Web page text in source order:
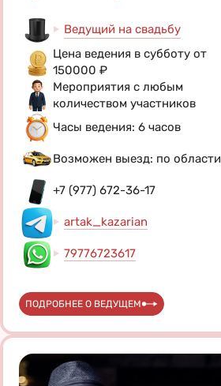
Ведущий на свадьбу
Цена ведения в субботу от
150000 ₽
Мероприятия с любым
количеством участников
Часы ведения: 6 часов
Возможен выезд: по области
+7 (977) 672-36-17
artak_kazarian
79776723617
ПОДРОБНЕЕ О ВЕДУЩЕМ